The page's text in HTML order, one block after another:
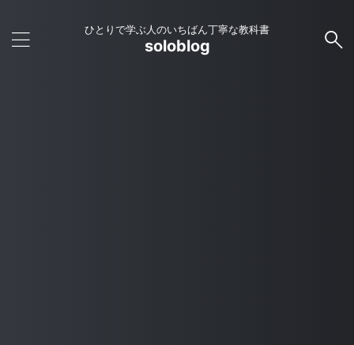
ひとりで学ぶ人のいちばん丁寧な教科書
soloblog